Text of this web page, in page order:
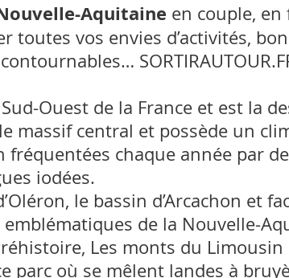
Aquitaine en couple,
vos envies d’activités,
Ouest de la France et est la
massif central et possède un
fréquentées chaque année par
iodées.
le bassin d’Arcachon et
de la Nouvelle-
Les monts du
parc où se mêlent landes à